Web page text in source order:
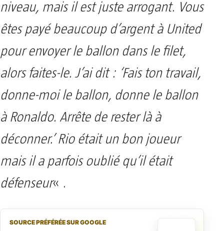
niveau, mais il est juste arrogant. Vous
êtes payé beaucoup d’argent à United
pour envoyer le ballon dans le filet,
alors faites-le. J’ai dit : ‘Fais ton travail,
donne-moi le ballon, donne le ballon
à Ronaldo. Arrête de rester là à
déconner.’ Rio était un bon joueur
mais il a parfois oublié qu’il était
défenseur« .
SOURCE PRÉFÉRÉE SUR GOOGLE